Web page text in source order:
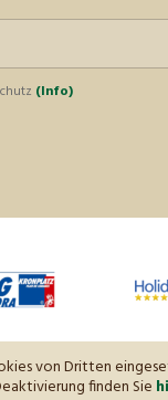
(Info)
von Dritten
finden Sie